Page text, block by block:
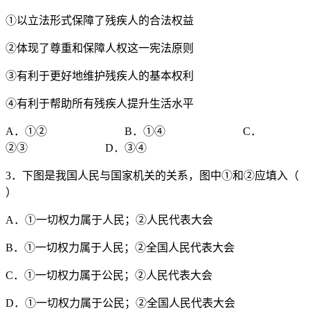
①以立法形式保障了残疾人的合法权益
②体现了尊重和保障人权这一宪法原则
③有利于更好地维护残疾人的基本权利
④有利于帮助所有残疾人提升生活水平
A．①② B．①④ C．
②③ D．③④
3．下图是我国人民与国家机关的关系，图中①和②应填入（
）
A．①一切权力属于人民；②人民代表大会
B．①一切权力属于人民；②全国人民代表大会
C．①一切权力属于公民；②人民代表大会
D．①一切权力属于公民；②全国人民代表大会